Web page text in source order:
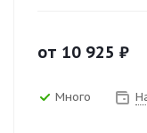
от 10 925 ₽
Много